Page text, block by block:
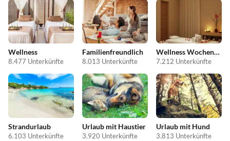
Wellness
8.477 Unterkünfte
Familienfreundlich
8.013 Unterkünfte
Wellness Wochenende
7.212 Unterkünfte
Strandurlaub
6.103 Unterkünfte
Urlaub mit Haustier
3.920 Unterkünfte
Urlaub mit Hund
3.813 Unterkünfte